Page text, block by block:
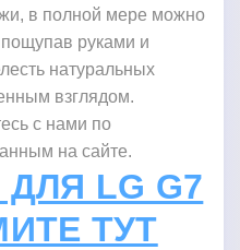
в полной мере можно
пощупав руками и
натуральных
взглядом.
с нами по
на сайте.
LG G7
ТУТ